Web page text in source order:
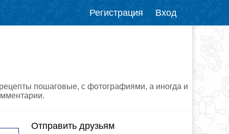
Регистрация Вход
пошаговые, с фотографиями, а иногда и
Отправить друзьям